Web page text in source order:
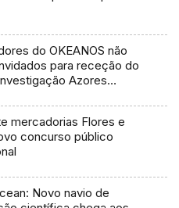
do OKEANOS não
para receção do
Azores
mercadorias Flores e
concurso público
Novo navio de